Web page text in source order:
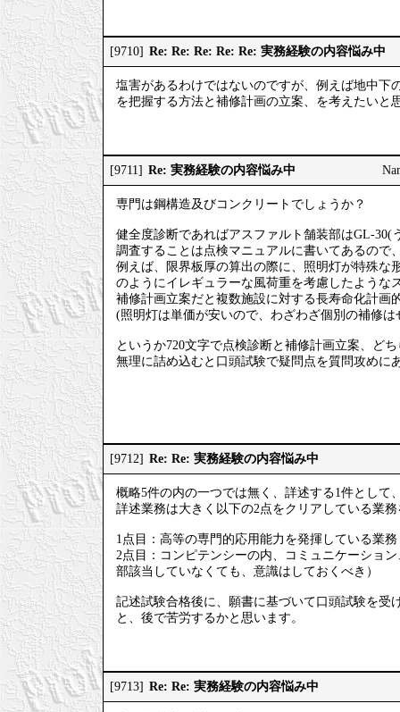
[9710] Re: Re: Re: Re: Re: 実務経験の内容悩み中
塩害があるわけではないのですが、例えば地中下
を把握する方法と補修計画の立案、を考えたい
[9711] Re: 実務経験の内容悩み中
専門は鋼構造及びコンクリートでしょうか？
健全度診断であればアスファルト舗装部はGL-
調査することは点検マニュアルに書いてあるので
例えば、限界板厚の算出の際に、照明灯が特殊な
のようにイレギュラーな風荷重を考慮したような
補修計画立案だと複数施設に対する長寿命化計画
(照明灯は単価が安いので、わざわざ個別の補修
というか720文字で点検診断と補修計画立案、ど
無理に詰め込むと口頭試験で疑問点を質問攻めに
[9712] Re: Re: 実務経験の内容悩み中
概略5件の内の一つでは無く、詳述する1件とし
詳述業務は大きく以下の2点をクリアしている業
1点目：高等の専門的応用能力を発揮している業務
2点目：コンピテンシーの内、コミュニケーショ
部該当していなくても、意識はしておくべき）
記述試験合格後に、願書に基づいて口頭試験を受
と、後で苦労するかと思います。
[9713] Re: Re: 実務経験の内容悩み中